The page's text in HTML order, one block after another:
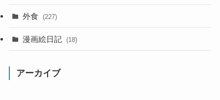
外食 (227)
漫画絵日記 (18)
アーカイブ